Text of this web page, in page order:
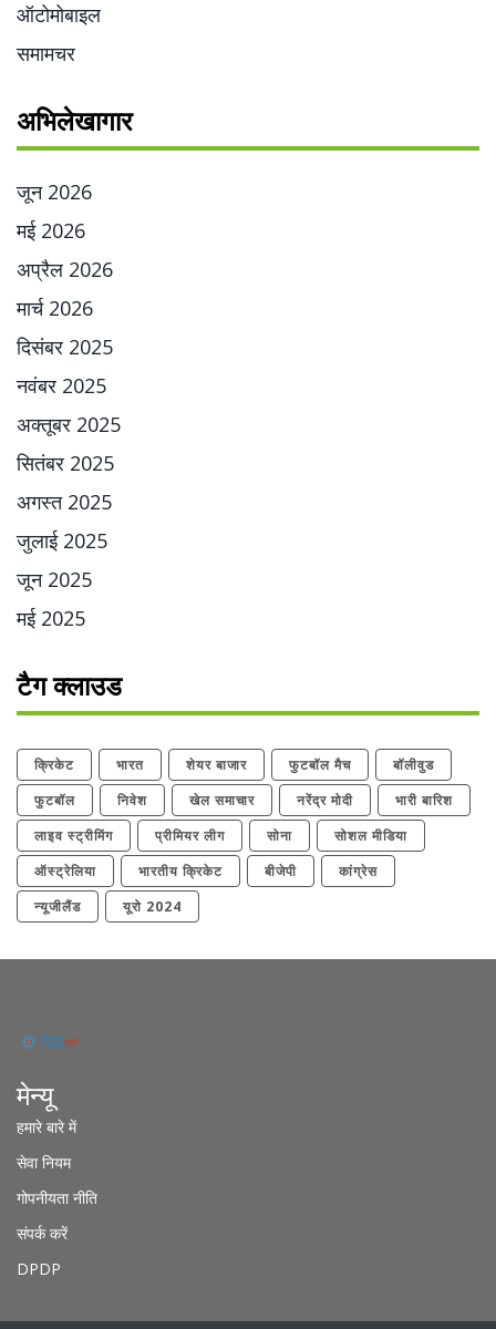
ऑटोमोबाइल
समामचर
अभिलेखागार
जून 2026
मई 2026
अप्रैल 2026
मार्च 2026
दिसंबर 2025
नवंबर 2025
अक्तूबर 2025
सितंबर 2025
अगस्त 2025
जुलाई 2025
जून 2025
मई 2025
टैग क्लाउड
क्रिकेट भारत शेयर बाजार फुटबॉल मैच
बॉलीवुड
फुटबॉल
निवेश खेल समाचार नरेंद्र मोदी
भारी बारिश
लाइव स्ट्रीमिंग
प्रीमियर लीग सोना
सोशल मीडिया
ऑस्ट्रेलिया
भारतीय क्रिकेट बीजेपी
कांग्रेस
न्यूजीलैंड
यूरो 2024
मेन्यू
हमारे बारे में
सेवा नियम
गोपनीयता नीति
संपर्क करें
DPDP